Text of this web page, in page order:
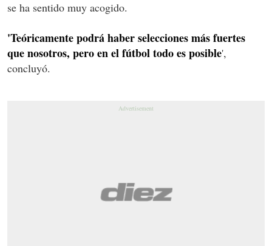
se ha sentido muy acogido.
'Teóricamente podrá haber selecciones más fuertes
que nosotros, pero en el fútbol todo es posible',
concluyó.